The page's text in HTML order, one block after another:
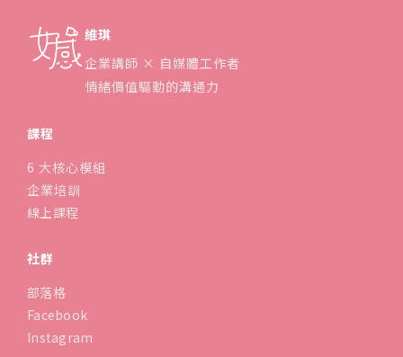
維琪
企業講師 × 自媒體工作者
情緒價值驅動的溝通力
課程
6 大核心模組
企業培訓
線上課程
社群
部落格
Facebook
Instagram